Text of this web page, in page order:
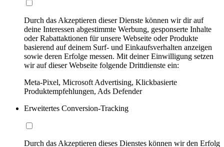
Durch das Akzeptieren dieser Dienste können wir dir auf
deine Interessen abgestimmte Werbung, gesponserte Inhalte
oder Rabattaktionen für unsere Webseite oder Produkte
basierend auf deinem Surf- und Einkaufsverhalten anzeigen
sowie deren Erfolge messen. Mit deiner Einwilligung setzen
wir auf dieser Webseite folgende Drittdienste ein:
Meta-Pixel, Microsoft Advertising, Klickbasierte
Produktempfehlungen, Ads Defender
Erweitertes Conversion-Tracking
Durch das Akzeptieren dieses Dienstes können wir den Erfolg